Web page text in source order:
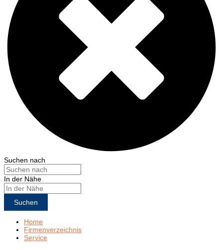
Suchen nach
In der Nähe
Suchen
Home
Firmenverzeichnis
Service